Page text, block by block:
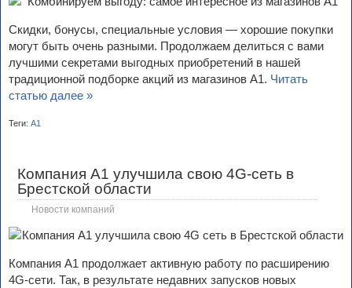
Скидки, бонусы, специальные условия — хорошие покупки
могут быть очень разными. Продолжаем делиться с вами
лучшими секретами выгодных приобретений в нашей
традиционной подборке акций из магазинов А1. Читать
статью далее »
Теги: А1
Компания А1 улучшила свою 4G-сеть в
Брестской области
Новости компаний
Компания А1 продолжает активную работу по расширению
4G-сети. Так, в результате недавних запусков новых